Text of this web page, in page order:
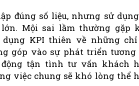
đúng số liệu, nhưng sử
Mội sai lầm thường gặp
KPI thiên về những
góp vào sự phát triển
tận tình tư vấn khách
việc chung sẽ khó lòng thể